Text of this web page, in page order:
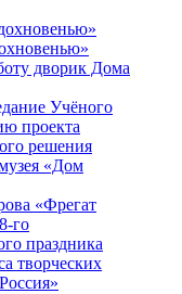
дворик Дома
Учёного
проекта
решения
«Дом
«Фрегат
го
праздника
творческих